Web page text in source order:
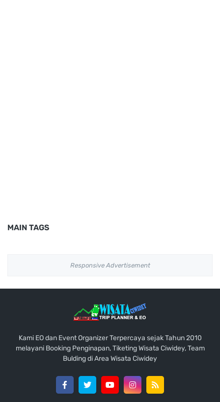
MAIN TAGS
Responsive Advertisement
Kami EO dan Event Organizer Terpercaya sejak Tahun 2010
melayani Booking Penginapan, Tiketing Wisata Ciwidey, Team
Bulding di Area Wisata Ciwidey